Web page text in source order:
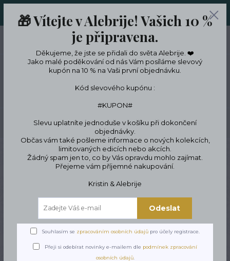
LIMITKÁCH
CZK
Hledat
Tipy na dárky Dárky pro ženy Dárky pro kamarádku
punčochové kalhoty Sweety
Dámské punčochové
kalhoty Sweety
🎁 Vítejte v Alebrije! Vašich 10 %
je připravena.
Děkujeme, že jste se přidali do světa Alebrije. ❤️
Jako malé poděkování od nás Vám posíláme slevový
kupón na 10 % na Vaši první objednávku.
Kód slevového kupónu :
#KUPON#
Slevu uplatníte jednoduše v košíku při dokončení
objednávky.
Občas vám také pošleme informace o nových kolekcích,
limitovaných edicích nebo akcích.
Žádný spam jen to, co by Vás opravdu mohlo zajímat.
Přejeme vám příjemné nakupování.
Kristin & Alebrije
Odeslat
Souhlasím se zpracováním osobních údajů pro účely registrace.
Přeji si odebírat novinky e-mailem dle podmínek zpracování
osobních údajů.